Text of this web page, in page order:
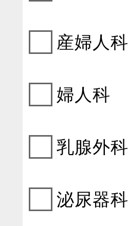
産婦人科
婦人科
乳腺外科
泌尿器科